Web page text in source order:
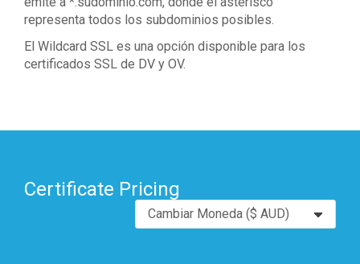
representa todos los subdominios posibles.
El Wildcard SSL es una opción disponible para los
certificados SSL de DV y OV.
Certificate Pricing